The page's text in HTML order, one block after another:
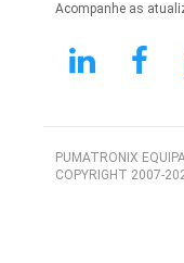
Acompanhe as
PUMATRONIX
COPYRIGHT 2007-